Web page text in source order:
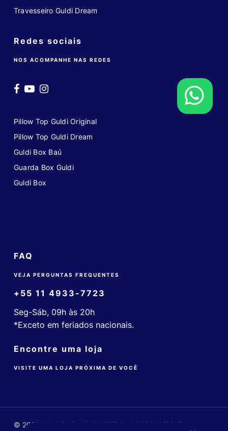
Travesseiro Guldi Dream
Redes sociais
NOS ACOMPANHE NAS REDES
Pillow Top Guldi Original
Pillow Top Guldi Dream
Guldi Box Baú
Guarda Box Guldi
Guldi Box
FAQ
VEJA PERGUNTAS FREQUENTES
+55 11 4933-7723
Seg-Sáb, 09h às 20h
*Exceto em feriados nacionais.
Encontre uma loja
VISITE UMA LOJA PRÓXIMA DE VOCÊ
© 2026 Colchão Guldi. INMETRO nº 006608/2017